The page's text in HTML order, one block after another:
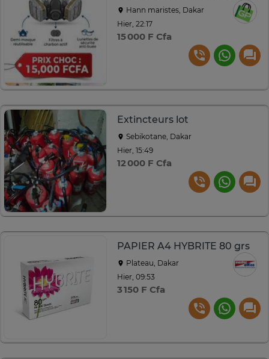
Hann maristes, Dakar
Hier, 22:17
15 000 F Cfa
Extincteurs lot
Sebikotane, Dakar
Hier, 15:49
12 000 F Cfa
PAPIER A4 HYBRITE 80 grs
Plateau, Dakar
Hier, 09:53
3 150 F Cfa